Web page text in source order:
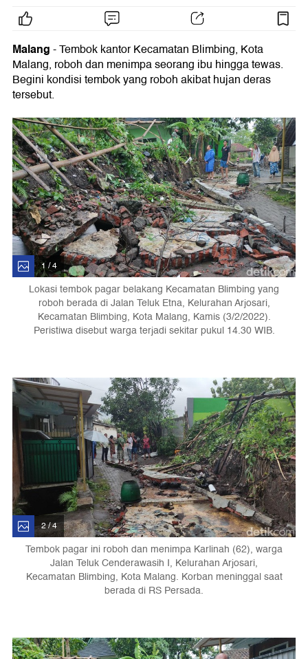
Malang- Tembok kantor Kecamatan Blimbing, Kota
Malang, roboh dan menimpa seorang ibu hingga tewas.
Begini kondisi tembok yang roboh akibat hujan deras
tersebut.
1 / 4
Lokasi tembok pagar belakang Kecamatan Blimbing yang
roboh berada di Jalan Teluk Etna, Kelurahan Arjosari,
Kecamatan Blimbing, Kota Malang, Kamis (3/2/2022).
Peristiwa disebut warga terjadi sekitar pukul 14.30 WIB.
2 / 4
Tembok pagar ini roboh dan menimpa Karlinah (62), warga
Jalan Teluk Cenderawasih I, Kelurahan Arjosari,
Kecamatan Blimbing, Kota Malang. Korban meninggal saat
berada di RS Persada.